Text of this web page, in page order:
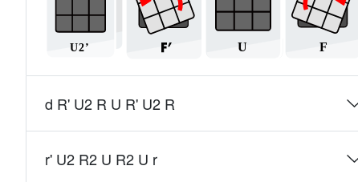
d R' U2 R U R' U2 R
r' U2 R2 U R2 U r